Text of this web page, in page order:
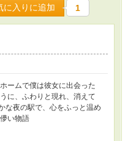
に入りに追加 1
ームで僕は彼女に出会った
に、ふわりと現れ、消えて
な夜の駅で、心をふっと温め
い物語